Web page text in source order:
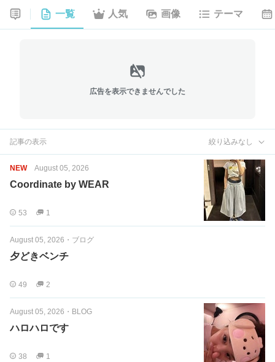
一覧 人気 画像 テーマ
広告を表示できませんでした
記事の表示 絞り込みなし
NEW August 05, 2026
Coordinate by WEAR
53 1
August 05, 2026 ・ ブログ
夕どきベンチ
49 2
August 05, 2026 ・ BLOG
ハロハロです
38 1